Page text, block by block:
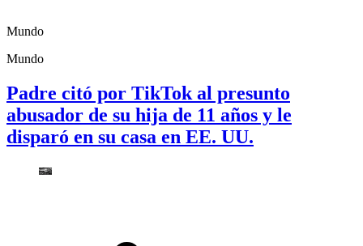
Mundo
Mundo
Padre citó por TikTok al presunto
abusador de su hija de 11 años y le
disparó en su casa en EE. UU.